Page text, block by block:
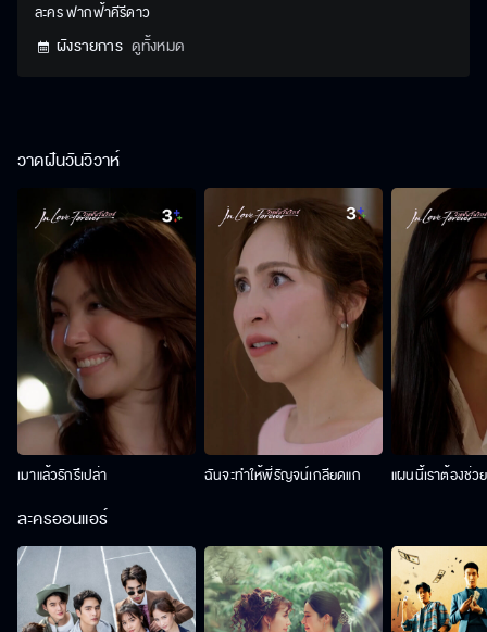
ละคร ฟากฟ้าคีรีดาว
ผังรายการ ดูทั้งหมด
วาดฝันวันวิวาห์
เมาแล้วรักรึเปล่า ฉันจะทำให้พี่รัญจน์เกลียดแก แผนนี้เราต้องช่ว
ละครออนแอร์